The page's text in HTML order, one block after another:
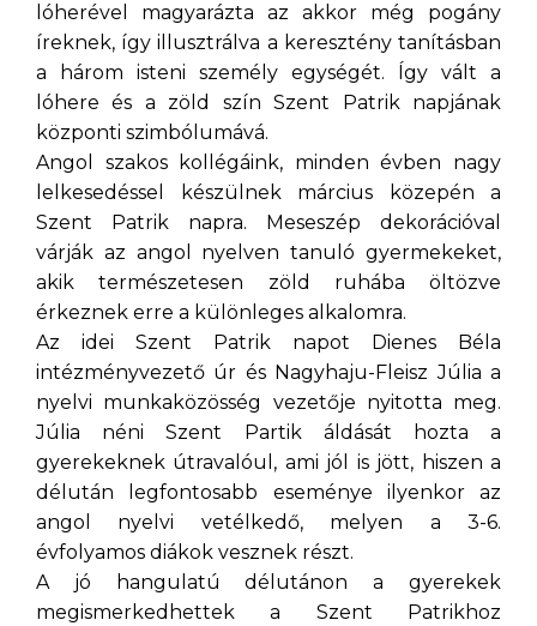
lóherével magyarázta az akkor még pogány
íreknek, így illusztrálva a keresztény tanításban
a három isteni személy egységét. Így vált a
lóhere és a zöld szín Szent Patrik napjának
központi szimbólumává.
Angol szakos kollégáink, minden évben nagy
lelkesedéssel készülnek március közepén a
Szent Patrik napra. Meseszép dekorációval
várják az angol nyelven tanuló gyermekeket,
akik természetesen zöld ruhába öltözve
érkeznek erre a különleges alkalomra.
Az idei Szent Patrik napot Dienes Béla
intézményvezető úr és Nagyhaju-Fleisz Júlia a
nyelvi munkaközösség vezetője nyitotta meg.
Júlia néni Szent Partik áldását hozta a
gyerekeknek útravalóul, ami jól is jött, hiszen a
délután legfontosabb eseménye ilyenkor az
angol nyelvi vetélkedő, melyen a 3-6.
évfolyamos diákok vesznek részt.
A jó hangulatú délutánon a gyerekek
megismerkedhettek a Szent Patrikhoz